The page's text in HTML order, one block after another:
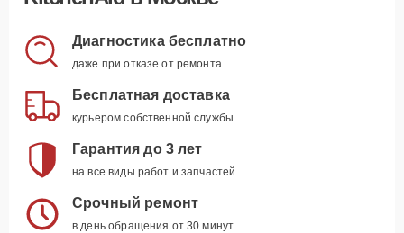
Диагностика бесплатно
даже при отказе от ремонта
Бесплатная доставка
курьером собственной службы
Гарантия до 3 лет
на все виды работ и запчастей
Срочный ремонт
в день обращения от 30 минут